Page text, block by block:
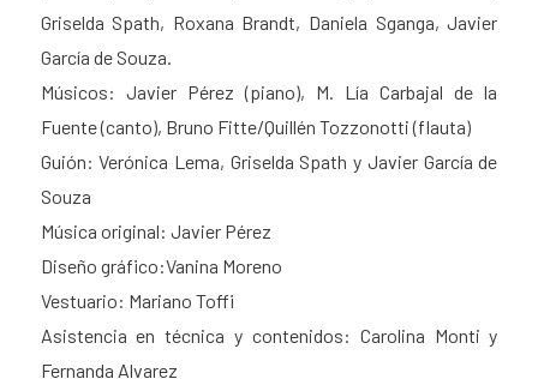
Griselda Spath, Roxana Brandt, Daniela Sganga, Javier
García de Souza.
Músicos: Javier Pérez (piano), M. Lía Carbajal de la
Fuente (canto), Bruno Fitte/Quillén Tozzonotti (flauta)
Guión: Verónica Lema, Griselda Spath y Javier García de
Souza
Música original: Javier Pérez
Diseño gráfico:Vanina Moreno
Vestuario: Mariano Toffi
Asistencia en técnica y contenidos: Carolina Monti y
Fernanda Alvarez